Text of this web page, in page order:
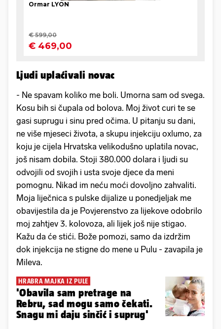
Ljudi uplaćivali novac
- Ne spavam koliko me boli. Umorna sam od svega.
Kosu bih si čupala od bolova. Moj život curi te se
gasi suprugu i sinu pred očima. U pitanju su dani,
ne više mjeseci života, a skupu injekciju oxlumo, za
koju je cijela Hrvatska velikodušno uplatila novac,
još nisam dobila. Stoji 380.000 dolara i ljudi su
odvojili od svojih i usta svoje djece da meni
pomognu. Nikad im neću moći dovoljno zahvaliti.
Moja liječnica s pulske dijalize u ponedjeljak me
obavijestila da je Povjerenstvo za lijekove odobrilo
moj zahtjev 3. kolovoza, ali lijek još nije stigao.
Kažu da će stići. Bože pomozi, samo da izdržim
dok injekcija ne stigne do mene u Pulu - zavapila je
Mileva.
HRABRA MAJKA IZ PULE
'Obavila sam pretrage na
Rebru, sad mogu samo čekati.
Snagu mi daju sinčić i suprug'